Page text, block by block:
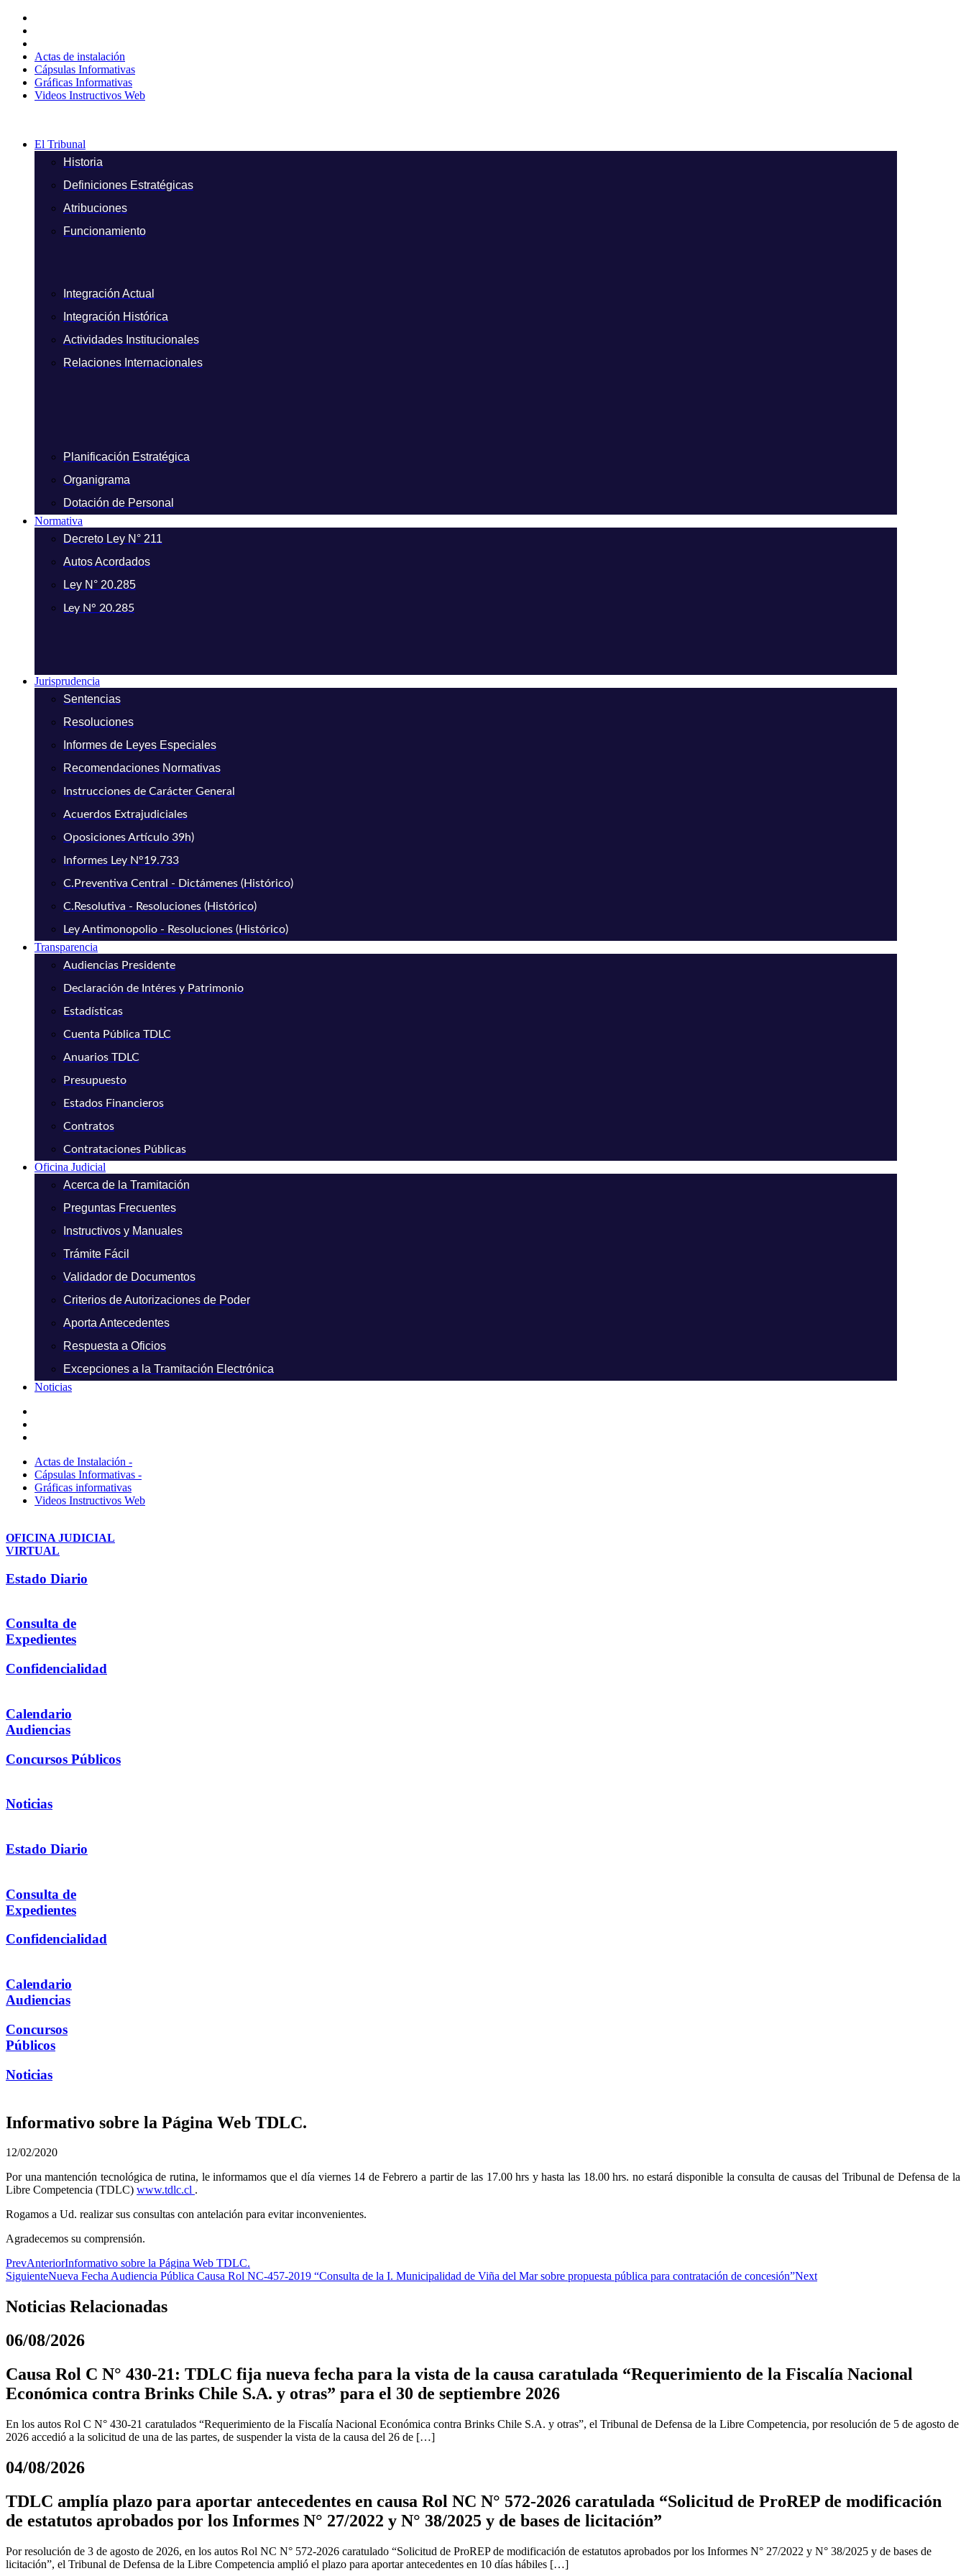
contenido
Actas de instalación
Cápsulas Informativas
Gráficas Informativas
Videos Instructivos Web
El Tribunal
Historia
Definiciones Estratégicas
Atribuciones
Funcionamiento
Integración Actual
Integración Histórica
Actividades Institucionales
Relaciones Internacionales
Planificación Estratégica
Organigrama
Dotación de Personal
Normativa
Decreto Ley N° 211
Autos Acordados
Ley N° 20.285
Ley N° 20.285
Jurisprudencia
Sentencias
Resoluciones
Informes de Leyes Especiales
Recomendaciones Normativas
Instrucciones de Carácter General
Acuerdos Extrajudiciales
Oposiciones Artículo 39h)
Informes Ley N°19.733
C.Preventiva Central - Dictámenes (Histórico)
C.Resolutiva - Resoluciones (Histórico)
Ley Antimonopolio - Resoluciones (Histórico)
Transparencia
Audiencias Presidente
Declaración de Intéres y Patrimonio
Estadísticas
Cuenta Pública TDLC
Anuarios TDLC
Presupuesto
Estados Financieros
Contratos
Contrataciones Públicas
Oficina Judicial
Acerca de la Tramitación
Preguntas Frecuentes
Instructivos y Manuales
Trámite Fácil
Validador de Documentos
Criterios de Autorizaciones de Poder
Aporta Antecedentes
Respuesta a Oficios
Excepciones a la Tramitación Electrónica
Noticias
Actas de Instalación -
Cápsulas Informativas -
Gráficas informativas
Videos Instructivos Web
OFICINA JUDICIAL
VIRTUAL
Estado Diario
Consulta de
Expedientes
Confidencialidad
Calendario
Audiencias
Concursos Públicos
Noticias
Estado Diario
Consulta de
Expedientes
Confidencialidad
Calendario
Audiencias
Concursos
Públicos
Noticias
Informativo sobre la Página Web TDLC.
12/02/2020
Por una mantención tecnológica de rutina, le informamos que el día viernes 14 de Febrero a partir de las 17.00 hrs y hasta las 18.00 hrs. no estará disponible la consulta de causas del Tribunal de Defensa de la
Libre Competencia (TDLC) www.tdlc.cl .
Rogamos a Ud. realizar sus consultas con antelación para evitar inconvenientes.
Agradecemos su comprensión.
PrevAnteriorInformativo sobre la Página Web TDLC.
SiguienteNueva Fecha Audiencia Pública Causa Rol NC-457-2019 “Consulta de la I. Municipalidad de Viña del Mar sobre propuesta pública para contratación de concesión”Next
Noticias Relacionadas
06/08/2026
Causa Rol C N° 430-21: TDLC fija nueva fecha para la vista de la causa caratulada “Requerimiento de la Fiscalía Nacional
Económica contra Brinks Chile S.A. y otras” para el 30 de septiembre 2026
En los autos Rol C N° 430-21 caratulados “Requerimiento de la Fiscalía Nacional Económica contra Brinks Chile S.A. y otras”, el Tribunal de Defensa de la Libre Competencia, por resolución de 5 de agosto de
2026 accedió a la solicitud de una de las partes, de suspender la vista de la causa del 26 de […]
04/08/2026
TDLC amplía plazo para aportar antecedentes en causa Rol NC N° 572-2026 caratulada “Solicitud de ProREP de modificación
de estatutos aprobados por los Informes N° 27/2022 y N° 38/2025 y de bases de licitación”
Por resolución de 3 de agosto de 2026, en los autos Rol NC N° 572-2026 caratulado “Solicitud de ProREP de modificación de estatutos aprobados por los Informes N° 27/2022 y N° 38/2025 y de bases de
licitación”, el Tribunal de Defensa de la Libre Competencia amplió el plazo para aportar antecedentes en 10 días hábiles […]